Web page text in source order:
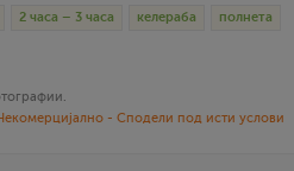
2 часа – 3 часа келераба полнета
- Сподели под исти услови